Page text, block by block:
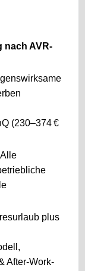
nach AVR-
(230–374 €
plus
After-Work-